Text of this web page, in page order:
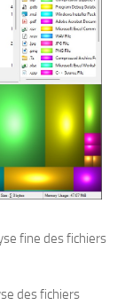
fine des fichiers
des fichiers